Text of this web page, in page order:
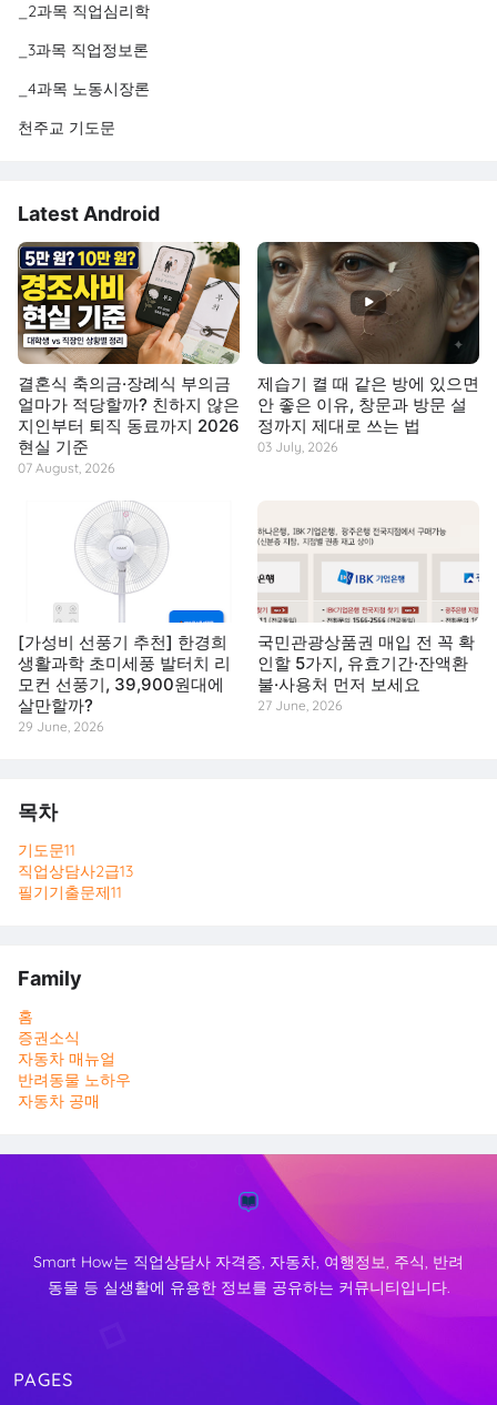
_2과목 직업심리학
_3과목 직업정보론
_4과목 노동시장론
천주교 기도문
Latest Android
결혼식 축의금·장례식 부의금
얼마가 적당할까? 친하지 않은
지인부터 퇴직 동료까지 2026
현실 기준
07 August, 2026
제습기 켤 때 같은 방에 있으면
안 좋은 이유, 창문과 방문 설
정까지 제대로 쓰는 법
03 July, 2026
[가성비 선풍기 추천] 한경희
생활과학 초미세풍 발터치 리
모컨 선풍기, 39,900원대에
살만할까?
29 June, 2026
국민관광상품권 매입 전 꼭 확
인할 5가지, 유효기간·잔액환
불·사용처 먼저 보세요
27 June, 2026
목차
기도문11
직업상담사2급13
필기기출문제11
Family
홈
증권소식
자동차 매뉴얼
반려동물 노하우
자동차 공매
Smart How는 직업상담사 자격증, 자동차, 여행정보, 주식, 반려
동물 등 실생활에 유용한 정보를 공유하는 커뮤니티입니다.
PAGES